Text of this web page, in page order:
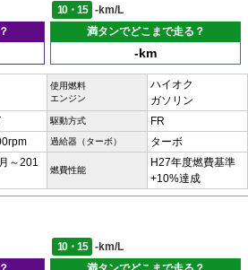
10・15
-km/L
満タンでどこまで走る？
-km
使用燃料
エンジン
ハイオク
ガソリン
駆動方式 FR
過給器（ターボ） ターボ
～201
燃費性能
H27年度燃費基準
+10%達成
10・15
-km/L